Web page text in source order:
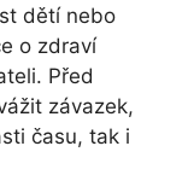
dětí nebo
o zdraví
Před
závazek,
času, tak i